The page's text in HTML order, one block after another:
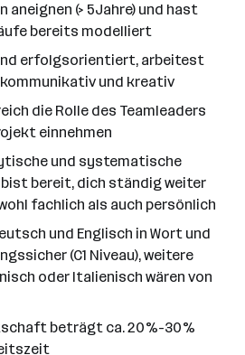
aneignen (> 5Jahre) und hast
bereits modelliert
erfolgsorientiert, arbeitest
und kreativ
die Rolle des Teamleaders
einnehmen
und systematische
bereit, dich ständig weiter
fachlich als auch persönlich
und Englisch in Wort und
(C1 Niveau), weitere
oder Italienisch wären von
beträgt ca. 20%-30%